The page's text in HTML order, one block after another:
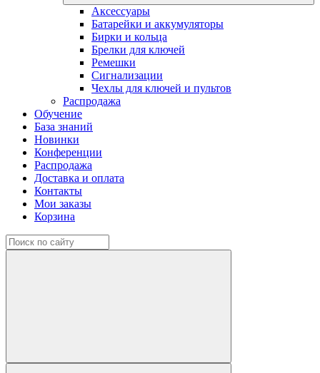
Аксессуары
Батарейки и аккумуляторы
Бирки и кольца
Брелки для ключей
Ремешки
Сигнализации
Чехлы для ключей и пультов
Распродажа
Обучение
База знаний
Новинки
Конференции
Распродажа
Доставка и оплата
Контакты
Мои заказы
Корзина